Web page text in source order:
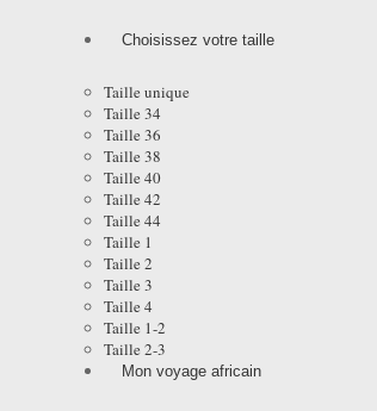
Choisissez votre taille
Taille unique
Taille 34
Taille 36
Taille 38
Taille 40
Taille 42
Taille 44
Taille 1
Taille 2
Taille 3
Taille 4
Taille 1-2
Taille 2-3
Mon voyage africain